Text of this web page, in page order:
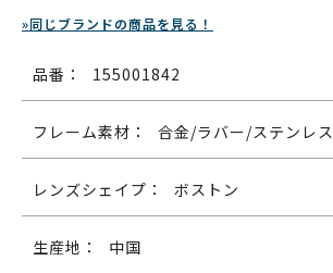
»同じブランドの商品を見る！
品番： 155001842
フレーム素材： 合金/ラバー/ステンレス
レンズシェイプ： ボストン
生産地： 中国